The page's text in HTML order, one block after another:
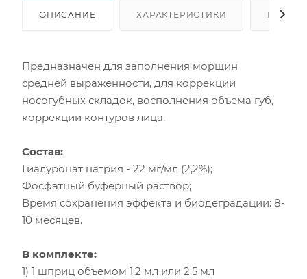
ОПИСАНИЕ ХАРАКТЕРИСТИКИ КАК
Предназначен для заполнения морщин
средней выраженности, для коррекции
носогубных складок, восполнения объема губ,
коррекции контуров лица.
Состав:
Гиалуронат натрия - 22 мг/мл (2,2%);
Фосфатный буферный раствор;
Время сохранения эффекта и биодеградации: 8-
10 месяцев.
В комплекте:
1) 1 шприц объемом 1.2 мл или 2.5 мл